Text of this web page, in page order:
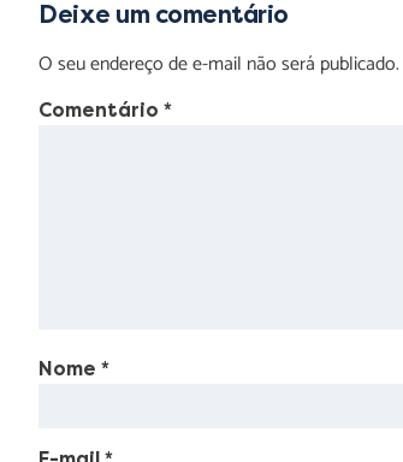
Deixe um comentário
O seu endereço de e-mail não será publicado.
Comentário *
Nome *